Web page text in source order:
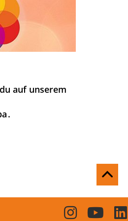
auf unserem
.
Zum
Zum